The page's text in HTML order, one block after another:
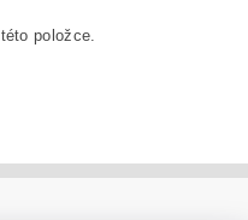
položce.